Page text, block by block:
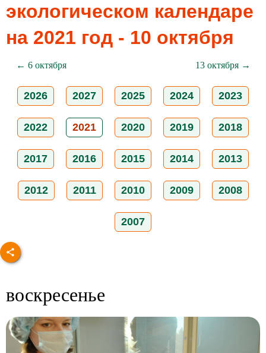
экологическом календаре
на 2021 год - 10 октября
← 6 октября 13 октября →
2026 2027 2025 2024 2023
2022 2021 2020 2019 2018
2017 2016 2015 2014 2013
2012 2011 2010 2009 2008
2007
воскресенье